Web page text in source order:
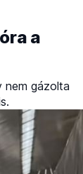
a
nem gázolta